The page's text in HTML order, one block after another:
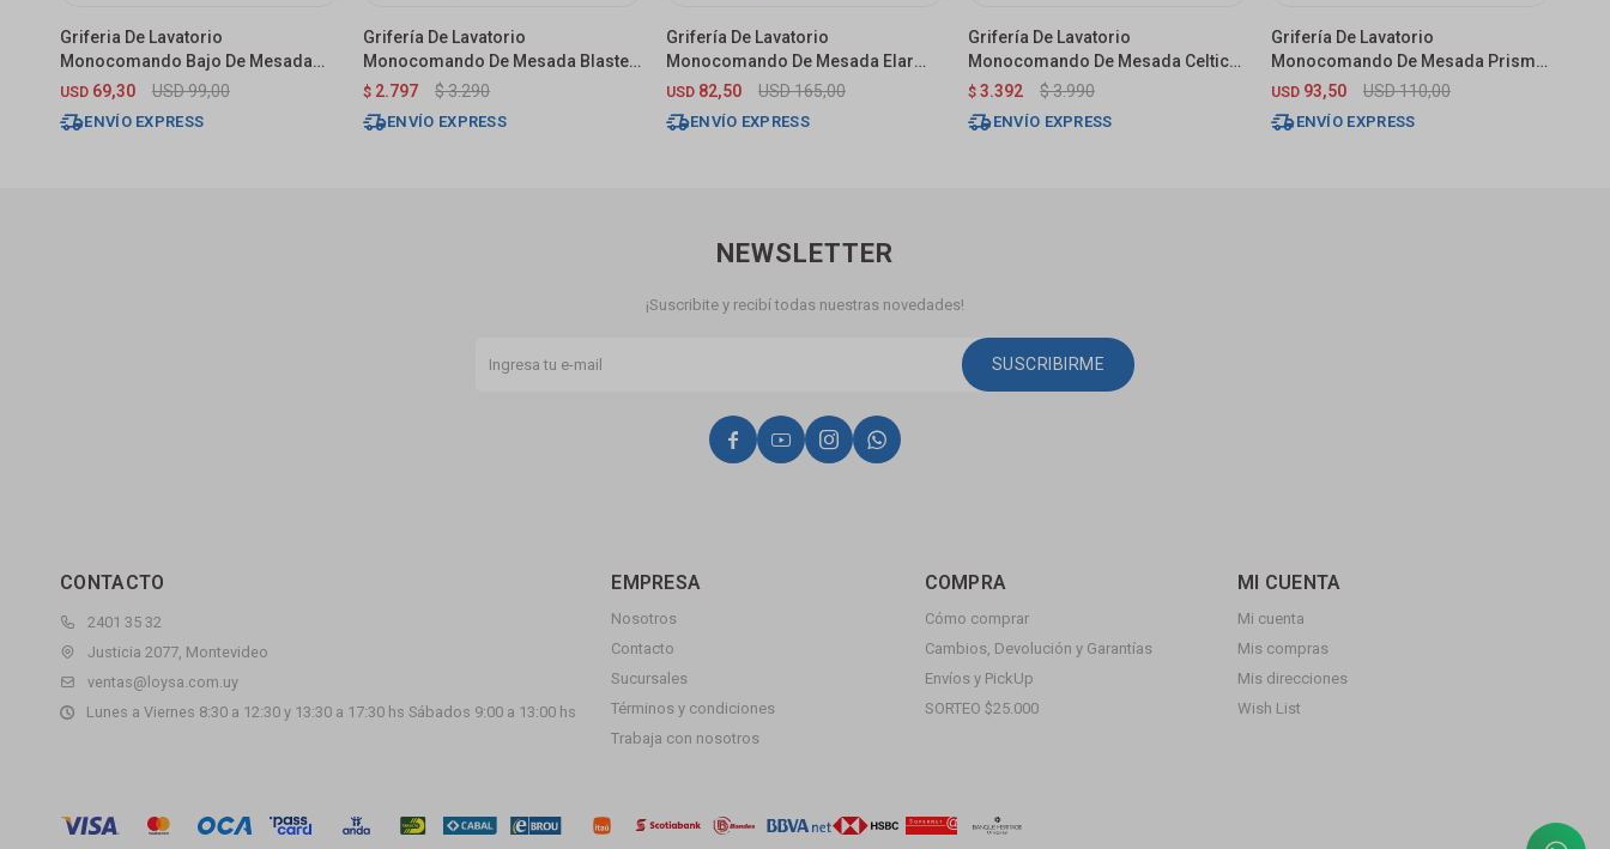
Griferia De Lavatorio
Monocomando Bajo De Mesada
Marbella Negro Mate
USD 69,30 USD99,00
ENVÍO EXPRESS
Grifería De Lavatorio
Monocomando De Mesada Blaster
Cromado Brillante
$ 2.797 $3.290
ENVÍO EXPRESS
Grifería De Lavatorio
Monocomando De Mesada Elar
Bronce Cepillado
USD 82,50 USD165,00
ENVÍO EXPRESS
Grifería De Lavatorio
Monocomando De Mesada Celtic
Grafito
$ 3.392 $3.990
ENVÍO EXPRESS
Grifería De Lavatorio
Monocomando De Mesada Prisma
Cromada
USD 93,50 USD110,00
ENVÍO EXPRESS
CONTACTO
2401 35 32
Justicia 2077, Montevideo
ventas@loysa.com.uy
Lunes a Viernes 8:30 a 12:30 y 13:30 a 17:30 hs Sábados 9:00 a 13:00 hs
EMPRESA
Nosotros
Contacto
Sucursales
Términos y condiciones
Trabaja con nosotros
COMPRA
Cómo comprar
Cambios, Devolución y Garantías
Envíos y PickUp
SORTEO $25.000
MI CUENTA
Mi cuenta
Mis compras
Mis direcciones
Wish List
NEWSLETTER
¡Suscribite y recibí todas nuestras novedades!
SUSCRIBIRME
   